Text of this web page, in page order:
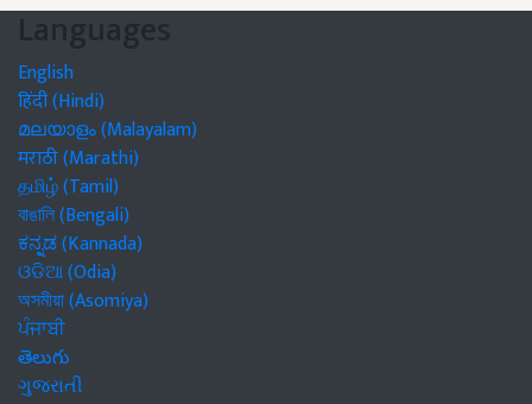
Languages
English
हिंदी (Hindi)
മലയാളം (Malayalam)
मराठी (Marathi)
தமிழ் (Tamil)
বাঙালি (Bengali)
ಕನ್ನಡ (Kannada)
ଓଡିଆ (Odia)
অসমীয়া (Asomiya)
ਪੰਜਾਬੀ
తెలుగు
ગુજરાતી